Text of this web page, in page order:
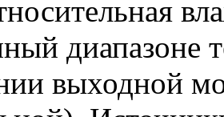
диапазоне
выходной